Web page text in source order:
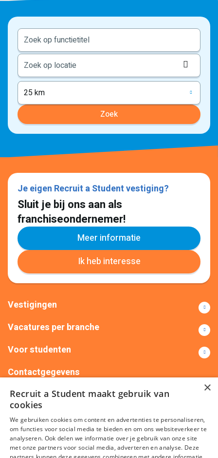
25 km
Zoek
Je eigen Recruit a Student vestiging?
Sluit je bij ons aan als
franchiseondernemer!
Meer informatie
Ik heb interesse
Vestigingen
Vacatures per branche
Voor studenten
Contactgegevens
+31(0)88 522 00 76
info@recruitastudent.nl
Alle vestigingen
×
Recruit a Student maakt gebruik van
cookies
We gebruiken cookies om content en advertenties te personaliseren,
om functies voor social media te bieden en om ons websiteverkeer te
analyseren. Ook delen we informatie over je gebruik van onze site
met onze partners voor social media, adverteren en analyse. Deze